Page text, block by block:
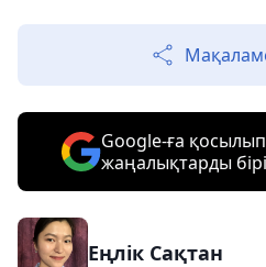
Google-ға
жаңалықтарды
Еңлік Сақтан